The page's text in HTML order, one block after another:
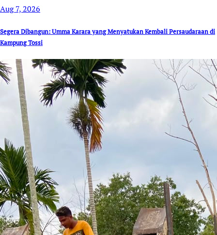
Aug 7, 2026
Segera Dibangun: Umma Karara yang Menyatukan Kembali Persaudaraan di
Kampung Tossi